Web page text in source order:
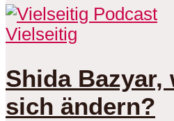
Vielseitig
Shida Bazyar,
sich ändern?